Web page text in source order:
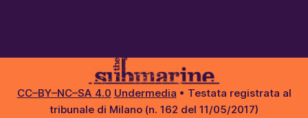
CC–BY–NC–SA 4.0 Undermedia • Testata registrata al
tribunale di Milano (n. 162 del 11/05/2017)